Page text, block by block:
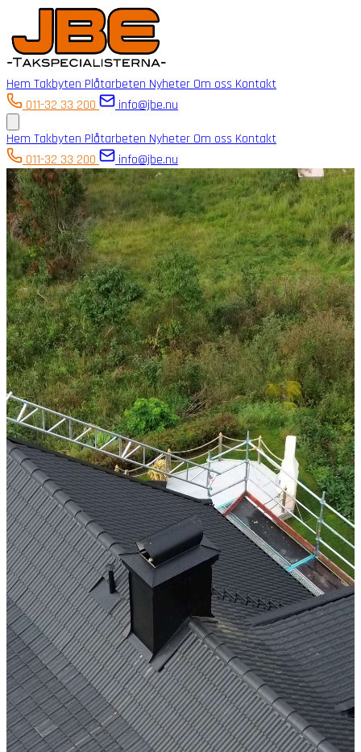
Hem Takbyten Plåtarbeten Nyheter Om oss Kontakt
011-32 33 200
info@jbe.nu
Hem Takbyten Plåtarbeten Nyheter Om oss Kontakt
011-32 33 200
info@jbe.nu